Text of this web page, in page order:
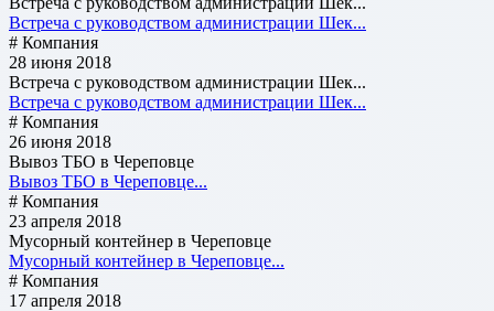
Встреча с руководством администрации Шек...
# Компания
28 июня 2018
Встреча с руководством администрации Шек...
Встреча с руководством администрации Шек...
# Компания
26 июня 2018
Вывоз ТБО в Череповце
Вывоз ТБО в Череповце...
# Компания
23 апреля 2018
Мусорный контейнер в Череповце
Мусорный контейнер в Череповце...
# Компания
17 апреля 2018